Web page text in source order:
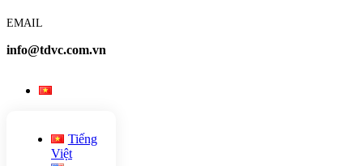
EMAIL
info@tdvc.com.vn
Tiếng
Việt